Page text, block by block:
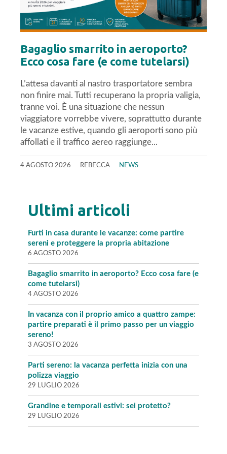
Bagaglio smarrito in aeroporto?
Ecco cosa fare (e come tutelarsi)
L’attesa davanti al nastro trasportatore sembra
non finire mai. Tutti recuperano la propria valigia,
tranne voi. È una situazione che nessun
viaggiatore vorrebbe vivere, soprattutto durante
le vacanze estive, quando gli aeroporti sono più
affollati e il traffico aereo raggiunge...
4 AGOSTO 2026 REBECCA NEWS
Ultimi articoli
Furti in casa durante le vacanze: come partire
sereni e proteggere la propria abitazione
6 AGOSTO 2026
Bagaglio smarrito in aeroporto? Ecco cosa fare (e
come tutelarsi)
4 AGOSTO 2026
In vacanza con il proprio amico a quattro zampe:
partire preparati è il primo passo per un viaggio
sereno!
3 AGOSTO 2026
Parti sereno: la vacanza perfetta inizia con una
polizza viaggio
29 LUGLIO 2026
Grandine e temporali estivi: sei protetto?
29 LUGLIO 2026